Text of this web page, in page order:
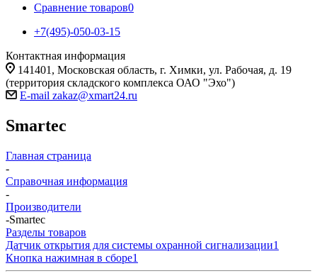
Сравнение товаров0
+7(495)-050-03-15
Контактная информация
141401, Московская область, г. Химки, ул. Рабочая, д. 19
(территория складского комплекса ОАО "Эхо")
E-mail zakaz@xmart24.ru
Smartec
Главная страница
-
Справочная информация
-
Производители
-Smartec
Разделы товаров
Датчик открытия для системы охранной сигнализации1
Кнопка нажимная в сборе1